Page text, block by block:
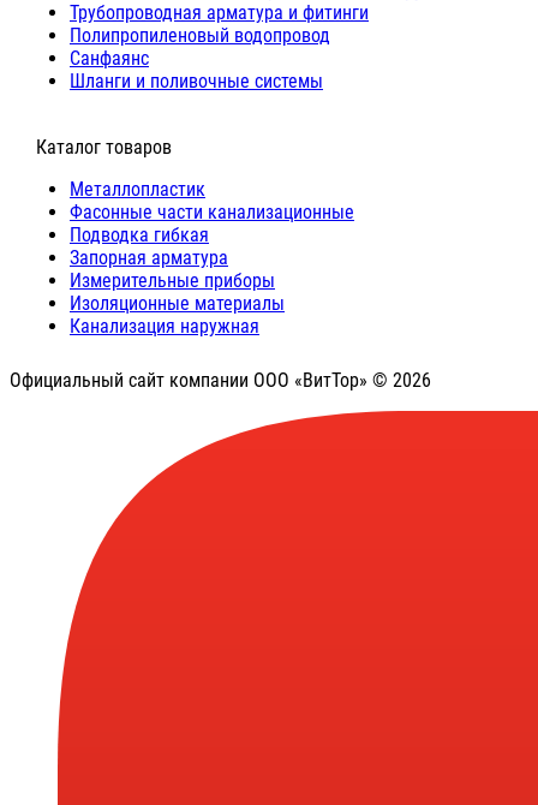
Трубопроводная арматура и фитинги
Полипропиленовый водопровод
Санфаянс
Шланги и поливочные системы
⠀Каталог товаров
Металлопластик
Фасонные части канализационные
Подводка гибкая
Запорная арматура
Измерительные приборы
Изоляционные материалы
Канализация наружная
Официальный сайт компании ООО «ВитТор» © 2026